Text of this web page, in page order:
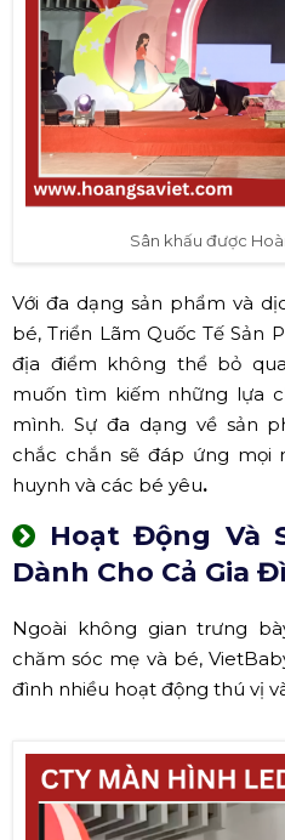
Sân khấu được
Với đa dạng sản phẩm và
bé, Triển Lãm Quốc Tế Sản
địa điểm không thể bỏ
muốn tìm kiếm những lựa
mình. Sự đa dạng về sản
chắc chắn sẽ đáp ứng mọi
huynh và các bé yêu.
Hoạt Động Và
Dành Cho Cả Gia
Ngoài không gian trưng
chăm sóc mẹ và bé,
đình nhiều hoạt động thú vị